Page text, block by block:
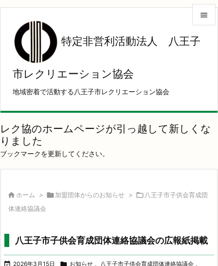
特定非営利活動法人 八王子
市レクリエーション協会
地域密着で活動する八王子市レクリエーション協会




レク協のホームページが引っ越して新しくな
りました
ブックマークを更新してください。
 ホーム > 加盟団体からのお知らせ >  八王子市子供会育成団
体連絡協議会
八王子市子供会育成団体連絡協議会の広報紙掲載
 2026年3月15日  お知らせ , 八王子市子供会育成団体連絡協議会 ,